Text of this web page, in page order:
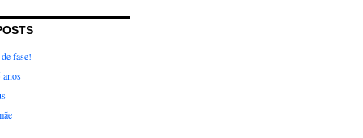
fase!
anos